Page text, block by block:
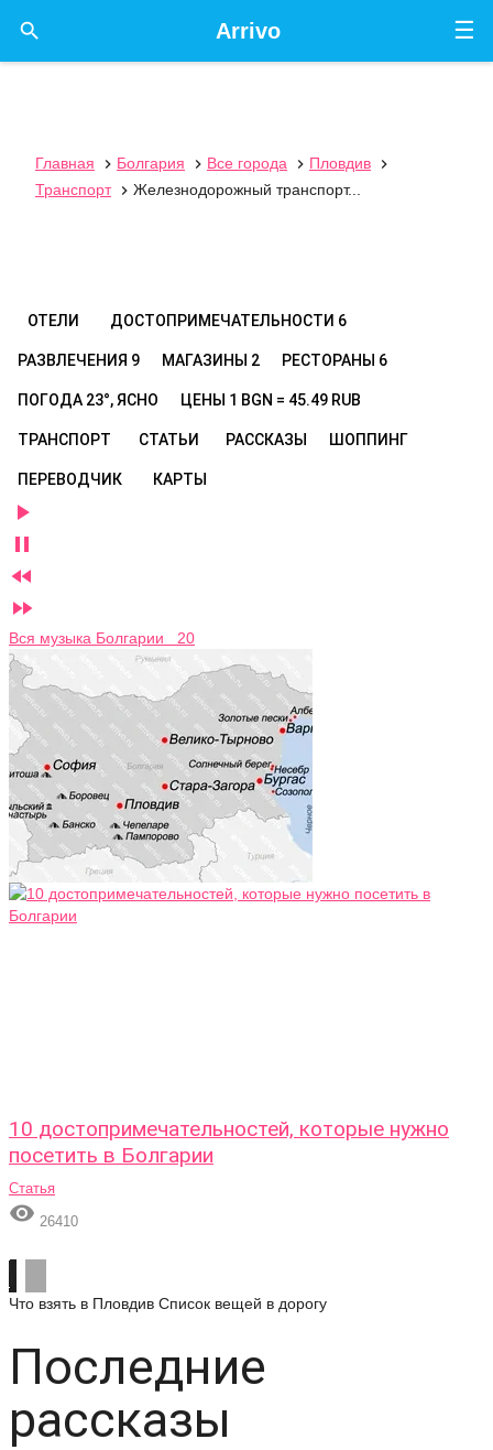
☰
Arrivo

Главная  Болгария  Все города  Пловдив

Транспорт
 Железнодорожный транспорт...
ОТЕЛИ ДОСТОПРИМЕЧАТЕЛЬНОСТИ 6
РАЗВЛЕЧЕНИЯ 9 МАГАЗИНЫ 2 РЕСТОРАНЫ 6
ПОГОДА 23°, ЯСНО ЦЕНЫ 1 BGN = 45.49 RUB
ТРАНСПОРТ СТАТЬИ РАССКАЗЫ ШОППИНГ
ПЕРЕВОДЧИК КАРТЫ




Вся музыка Болгарии 20
10 достопримечательностей, которые нужно
посетить в Болгарии
Статья
 26410
Что взять в Пловдив Список вещей в дорогу
Последние
рассказы